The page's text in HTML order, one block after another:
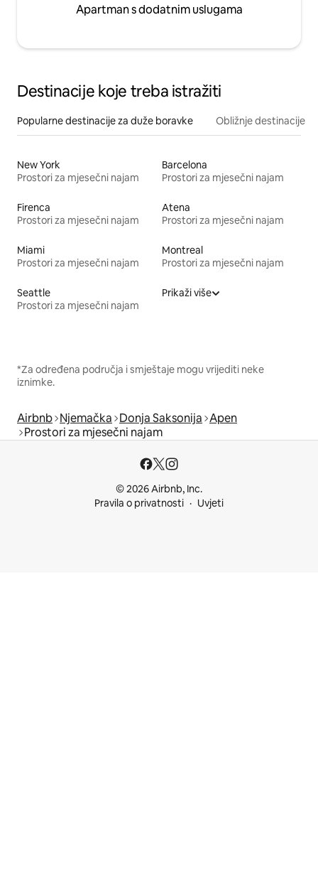
Apartman s dodatnim uslugama
Destinacije koje treba istražiti
Popularne destinacije za duže boravke Obližnje destinacije
New York
Prostori za mjesečni najam
Barcelona
Prostori za mjesečni najam
Firenca
Prostori za mjesečni najam
Atena
Prostori za mjesečni najam
Miami
Prostori za mjesečni najam
Montreal
Prostori za mjesečni najam
Seattle
Prostori za mjesečni najam
Prikaži više
*Za određena područja i smještaje mogu vrijediti neke
iznimke.
Airbnb Njemačka Donja Saksonija Apen
Prostori za mjesečni najam
© 2026 Airbnb, Inc.
Pravila o privatnosti
Uvjeti